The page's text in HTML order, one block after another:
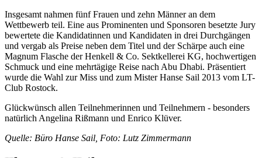
Insgesamt nahmen fünf Frauen und zehn Männer an dem
Wettbewerb teil. Eine aus Prominenten und Sponsoren besetzte Jury
bewertete die Kandidatinnen und Kandidaten in drei Durchgängen
und vergab als Preise neben dem Titel und der Schärpe auch eine
Magnum Flasche der Henkell & Co. Sektkellerei KG, hochwertigen
Schmuck und eine mehrtägige Reise nach Abu Dhabi. Präsentiert
wurde die Wahl zur Miss und zum Mister Hanse Sail 2013 vom LT-
Club Rostock.
Glückwünsch allen Teilnehmerinnen und Teilnehmern - besonders
natürlich Angelina Rißmann und Enrico Klüver.
Quelle: Büro Hanse Sail, Foto: Lutz Zimmermann